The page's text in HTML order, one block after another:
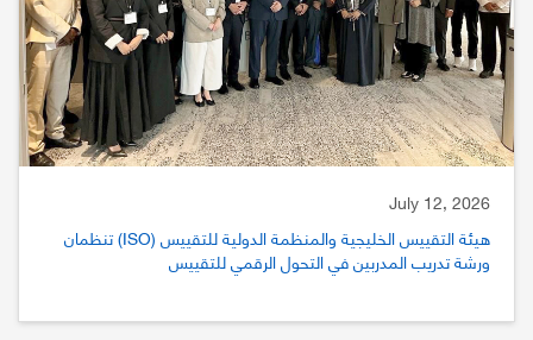
July 12, 2026
هيئة التقييس الخليجية والمنظمة الدولية للتقييس (ISO) تنظمان
ورشة تدريب المدربين في التحول الرقمي للتقييس